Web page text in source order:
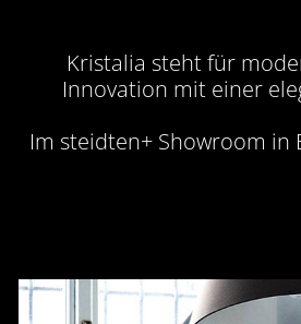
Kristalia steht für
Innovation mit einer
Im steidten+ Showroom